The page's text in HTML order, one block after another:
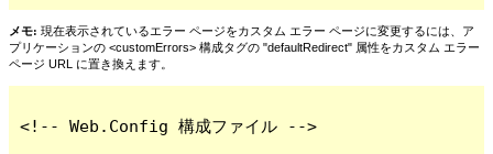
メモ: 現在表示されているエラー ページをカスタム エラー ページに変更するには、ア
プリケーションの <customErrors> 構成タグの "defaultRedirect" 属性をカスタム エラー
ページ URL に置き換えます。
<!-- Web.Config 構成ファイル -->